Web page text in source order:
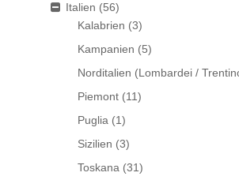
Italien (56)
Kalabrien (3)
Kampanien (5)
Norditalien (Lombardei /
Piemont (11)
Puglia (1)
Sizilien (3)
Toskana (31)